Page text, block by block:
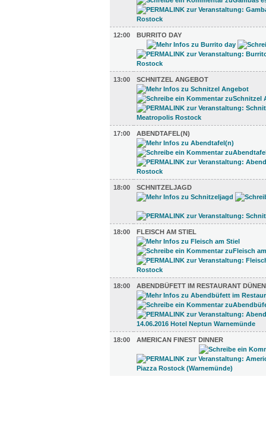
12:00 BURRITO DAY
13:00 SCHNITZEL ANGEBOT
17:00 ABENDTAFEL(N)
18:00 SCHNITZELJAGD
18:00 FLEISCH AM STIEL
18:00 ABENDBÜFETT IM RESTAURANT
18:00 AMERICAN FINEST DINNER